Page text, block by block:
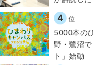
4 位
5000本の
野・鷺沼
ト」始動